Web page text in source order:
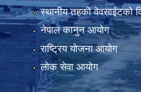
स्थानीय तहको वेवसाईटको
नेपाल कानुन आयोग
राष्ट्रिय योजना आयोग
लोक सेवा आयोग